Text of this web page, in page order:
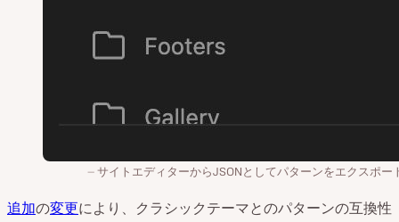
サイトエディターからJSONとしてパターンをエクスポー
追加の変更により、クラシックテーマとのパターンの互換性